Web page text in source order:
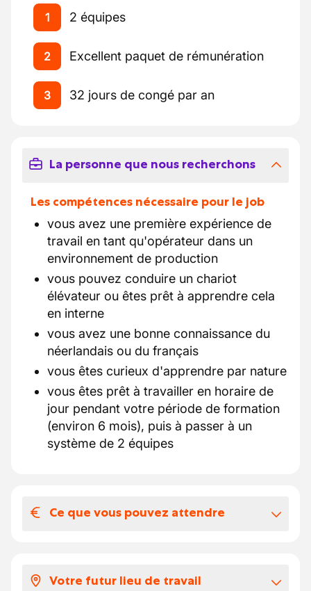
1 2 équipes
2 Excellent paquet de rémunération
3 32 jours de congé par an
La personne que nous recherchons
Les compétences nécessaire pour le job
vous avez une première expérience de
travail en tant qu'opérateur dans un
environnement de production
vous pouvez conduire un chariot
élévateur ou êtes prêt à apprendre cela
en interne
vous avez une bonne connaissance du
néerlandais ou du français
vous êtes curieux d'apprendre par nature
vous êtes prêt à travailler en horaire de
jour pendant votre période de formation
(environ 6 mois), puis à passer à un
système de 2 équipes
Ce que vous pouvez attendre
Ce que vous pouvez attendre :
Votre futur lieu de travail